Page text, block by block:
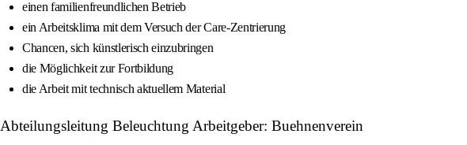
einen familienfreundlichen Betrieb
ein Arbeitsklima mit dem Versuch der Care-Zentrierung
Chancen, sich künstlerisch einzubringen
die Möglichkeit zur Fortbildung
die Arbeit mit technisch aktuellem Material
Abteilungsleitung Beleuchtung Arbeitgeber: Buehnenverein